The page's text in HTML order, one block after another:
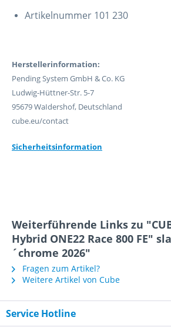
Artikelnummer 101 230
Herstellerinformation:
Pending System GmbH & Co. KG
Ludwig-Hüttner-Str. 5-7
95679 WaIdershof, Deutschland
cube.eu/contact
Sicherheitsinformation
Weiterführende Links zu
Hybrid ONE22 Race 800 FE"
´chrome 2026"
Fragen zum Artikel?
Weitere Artikel von Cube
Service Hotline